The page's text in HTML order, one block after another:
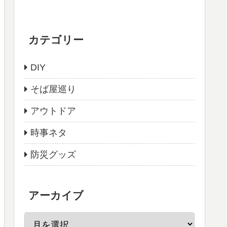
カテゴリー
DIY
そば屋巡り
アウトドア
時事ネタ
防災グッズ
アーカイブ